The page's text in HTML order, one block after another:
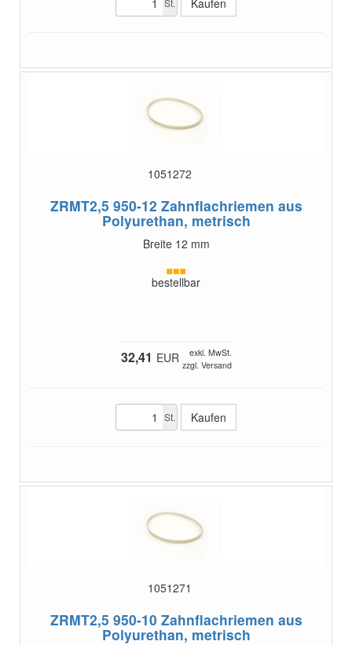
St.
1051272
ZRMT2,5 950-12 Zahnflachriemen aus
Polyurethan, metrisch
Breite 12 mm
bestellbar
32,41 EUR
exkl. MwSt.
zzgl. Versand
St.
1051271
ZRMT2,5 950-10 Zahnflachriemen aus
Polyurethan, metrisch